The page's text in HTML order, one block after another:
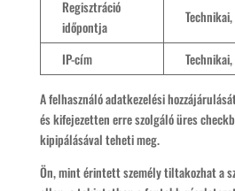
Regisztráció
időpontja
IP-cím
A felhasználó adatkezelési
és kifejezetten erre szolgáló üres
kipipálásával teheti meg.
Ön, mint érintett személy tiltakozhat a